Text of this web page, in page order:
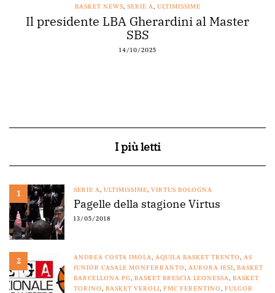
BASKET NEWS,SERIE A, ULTIMISSIME
presidente LBA Gherardini al Master
14/10/2025
I più letti
1 SERIE A, ULTIMISSIME, VIRTUS BOLOGNA
Pagelle della stagione Virtus
13/05/2018
2 ANDREA COSTA IMOLA, AQUILA BASKET TRENTO, AS
JUNIOR CASALE MONFERRANTO, AURORA JESI, BASKET
BARCELLONA PG, BASKET BRESCIA LEONESSA, BASKET
TORINO, BASKET VEROLI, FMC FERENTINO, FULGOR